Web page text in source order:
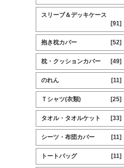
スリーブ＆デッキケース
[91]
抱き枕カバー [52]
枕・クッションカバー [49]
のれん [11]
Ｔシャツ(衣類) [25]
タオル・タオルケット [33]
シーツ・布団カバー [11]
トートバッグ [11]